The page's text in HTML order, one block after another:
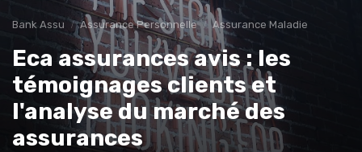
Bank Assu Assurance Personnelle Assurance Maladie
Eca assurances avis : les
témoignages clients et
l'analyse du marché des
assurances